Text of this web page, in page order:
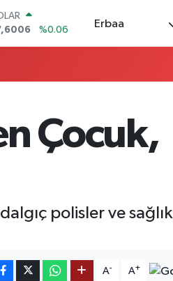
%0.06
%70
Erbaa
Çocuk,
polisler ve sağlık
A- A+